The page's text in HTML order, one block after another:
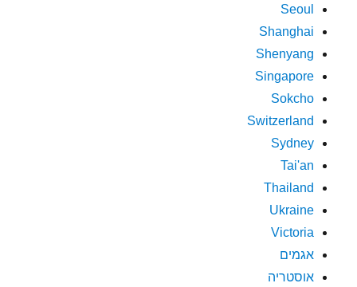
Seoul
Shanghai
Shenyang
Singapore
Sokcho
Switzerland
Sydney
Tai'an
Thailand
Ukraine
Victoria
אגמים
אוסטריה